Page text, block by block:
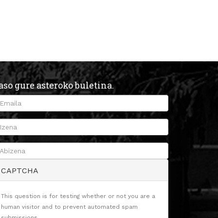
gure asteroko buletina.
CAPTCHA
This question is for testing whether or not you are a
human visitor and to prevent automated spam